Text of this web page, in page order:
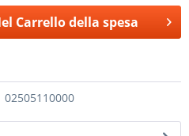
Carrello della spesa
02505110000